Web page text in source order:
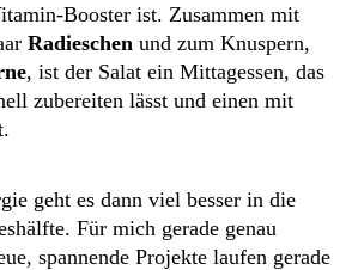
Booster ist. Zusammen mit
Radieschen und zum Knuspern,
, ist der Salat ein Mittagessen, das
zubereiten lässt und einen mit
geht es dann viel besser in die
Für mich gerade genau
spannende Projekte laufen gerade